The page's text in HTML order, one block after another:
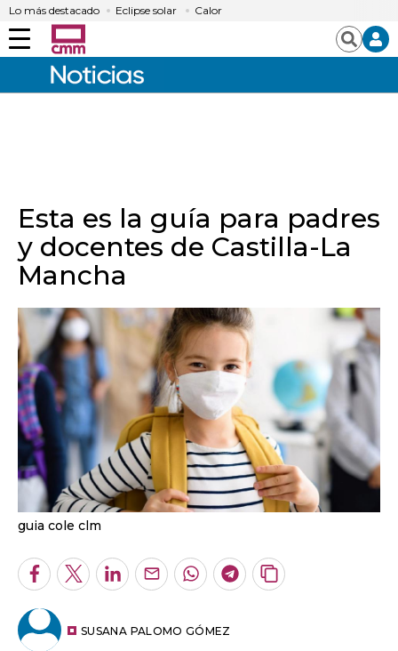
Lo más destacado Eclipse solar Calor
Menú Buscar
Esta es la guía para padres
y docentes de Castilla-La
Mancha
guia cole clm
Facebook
TwitterLinkedInEnviarWhatsapp
Telegram
Copiar
SUSANA PALOMO GÓMEZ